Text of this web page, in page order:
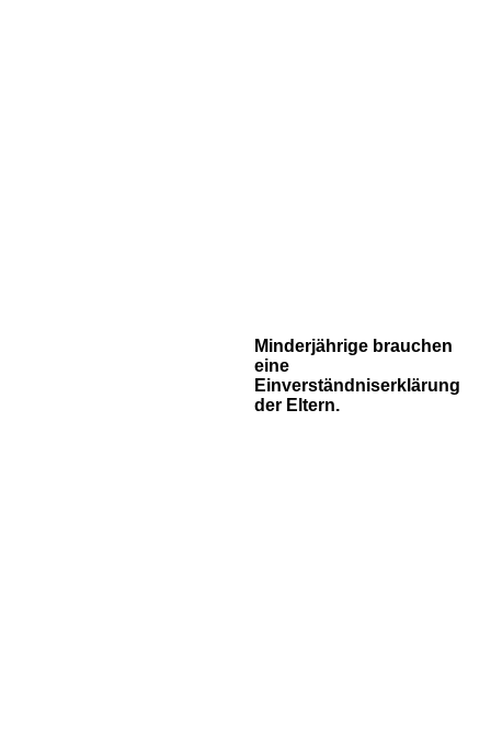
Minderjährige brauchen
eine
Einverständniserklärung
der Eltern.